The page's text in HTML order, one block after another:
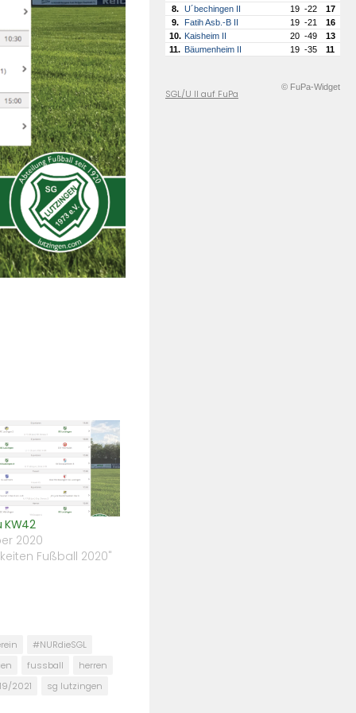
KW42
2020
Fußball 2020"
#NURdieSGL
fussball
herren
2021
sg lutzingen
8.
U´bechingen II 19 -22
17
9.
Fatih Asb.-B II 19 -21
16
10. Kaisheim II 20 -49
13
11. Bäumenheim II 19 -35 11
© FuPa-Widget
SGL/U II auf FuPa